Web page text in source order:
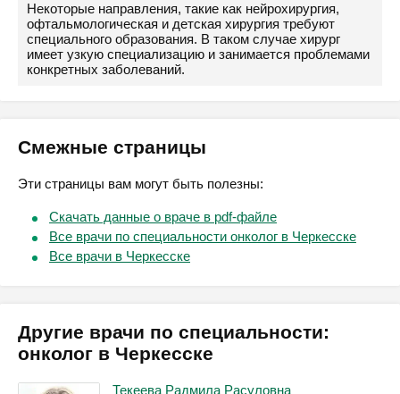
Некоторые направления, такие как нейрохирургия,
офтальмологическая и детская хирургия требуют
специального образования. В таком случае хирург
имеет узкую специализацию и занимается проблемами
конкретных заболеваний.
Смежные страницы
Эти страницы вам могут быть полезны:
Скачать данные о враче в pdf-файле
Все врачи по специальности онколог в Черкесске
Все врачи в Черкесске
Другие врачи по специальности:
онколог в Черкесске
Текеева Радмила Расуловна